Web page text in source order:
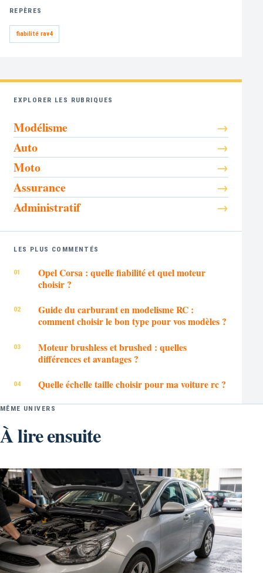
REPÈRES
fiabilité rav4
EXPLORER LES RUBRIQUES
Modélisme
Auto
Moto
Assurance
Administratif
LES PLUS COMMENTÉS
Opel Corsa : quelle fiabilité et quel moteur
choisir ?
Guide du carburant en modelisme RC :
comment choisir le bon type pour vos modèles ?
Moteur brushless et brushed : quelles
différences et avantages ?
Quelle échelle taille choisir pour ma voiture rc ?
MÊME UNIVERS
À lire ensuite